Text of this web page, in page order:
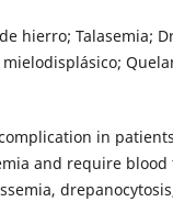
hierro; Talasemia;
in
and require blood